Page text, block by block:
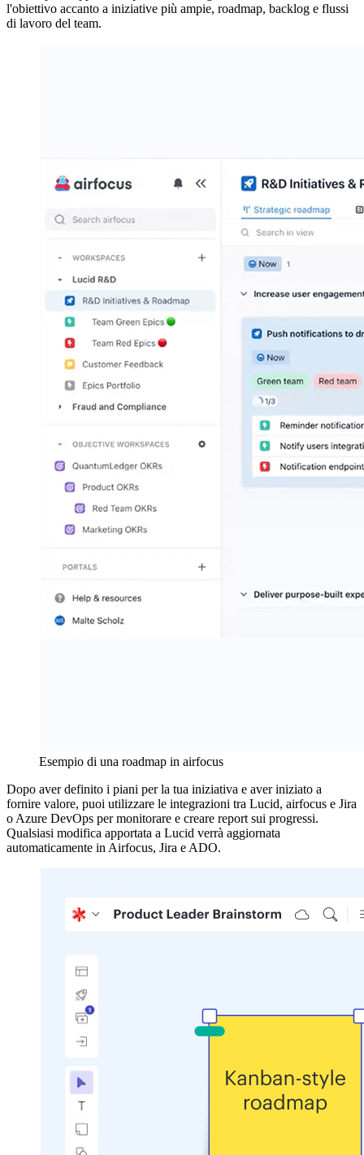
l'obiettivo accanto a iniziative più ampie, roadmap, backlog e flussi
di lavoro del team.
Esempio di una roadmap in airfocus
Dopo aver definito i piani per la tua iniziativa e aver iniziato a
fornire valore, puoi utilizzare le integrazioni tra Lucid, airfocus e Jira
o Azure DevOps per monitorare e creare report sui progressi.
Qualsiasi modifica apportata a Lucid verrà aggiornata
automaticamente in Airfocus, Jira e ADO.